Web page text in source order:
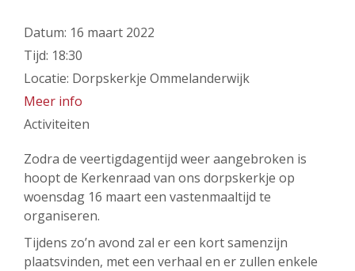
Datum: 16 maart 2022
Tijd: 18:30
Locatie: Dorpskerkje Ommelanderwijk
Meer info
Activiteiten
Zodra de veertigdagentijd weer aangebroken is
hoopt de Kerkenraad van ons dorpskerkje op
woensdag 16 maart een vastenmaaltijd te
organiseren.
Tijdens zo’n avond zal er een kort samenzijn
plaatsvinden, met een verhaal en er zullen enkele